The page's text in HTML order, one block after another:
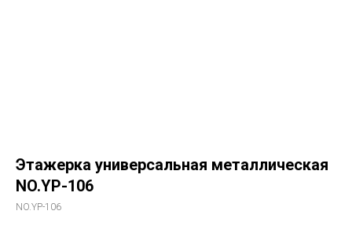
Этажерка универсальная металлическая
NO.YP-106
NO.YP-106